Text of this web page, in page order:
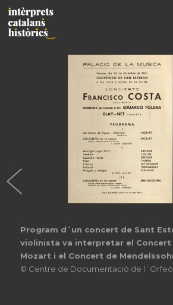
Program d´un concert de Sant
violinista va interpretar el Concert
Mozart i el Concert de
© Centre de Documentació de l´Orfeó